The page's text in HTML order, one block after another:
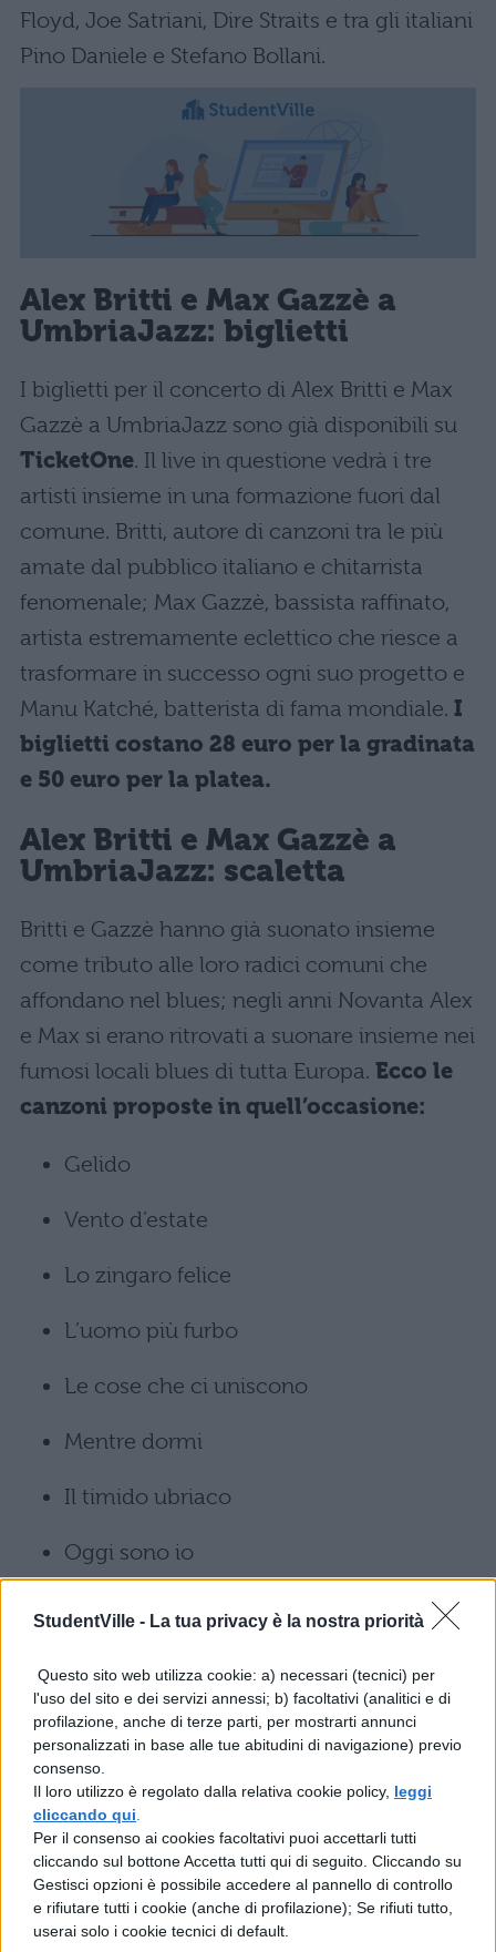
StudentVille - La tua privacy è la nostra priorità
Questo sito web utilizza cookie: a) necessari (tecnici) per
l'uso del sito e dei servizi annessi; b) facoltativi (analitici e di
profilazione, anche di terze parti, per mostrarti annunci
personalizzati in base alle tue abitudini di navigazione) previo
consenso.
Il loro utilizzo è regolato dalla relativa cookie policy, leggi
cliccando qui
Per il consenso ai cookies facoltativi puoi accettarli tutti
cliccando sul bottone Accetta tutti qui di seguito. Cliccando su
Gestisci opzioni è possibile accedere al pannello di controllo
e rifiutare tutti i cookie (anche di profilazione); Se rifiuti tutto,
userai solo i cookie tecnici di default.
Floyd, Joe Satriani, Dire Straits e tra gli italiani
Pino Daniele e Stefano Bollani.
Alex Britti e Max Gazzè a
UmbriaJazz: biglietti
I biglietti per il concerto di Alex Britti e Max
Gazzè a UmbriaJazz sono già disponibili su
TicketOne. Il live in questione vedrà i tre
artisti insieme in una formazione fuori dal
comune. Britti, autore di canzoni tra le più
amate dal pubblico italiano e chitarrista
fenomenale; Max Gazzè, bassista raffinato,
artista estremamente eclettico che riesce a
trasformare in successo ogni suo progetto e
Manu Katché, batterista di fama mondiale. I
biglietti costano 28 euro per la gradinata
e 50 euro per la platea.
Alex Britti e Max Gazzè a
UmbriaJazz: scaletta
Britti e Gazzè hanno già suonato insieme
come tributo alle loro radici comuni che
affondano nel blues; negli anni Novanta Alex
e Max si erano ritrovati a suonare insieme nei
fumosi locali blues di tutta Europa. Ecco le
canzoni proposte in quell’occasione:
Gelido
Vento d’estate
Lo zingaro felice
L’uomo più furbo
Le cose che ci uniscono
Mentre dormi
Il timido ubriaco
Oggi sono io
L’aria di quei posti là
Rock Me Baby
Little Wing
Mille volte ancora
I tuoi maledettissimi impegni
Teresa
Il solito sesso